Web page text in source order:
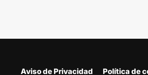
Aviso de Privacidad Política de